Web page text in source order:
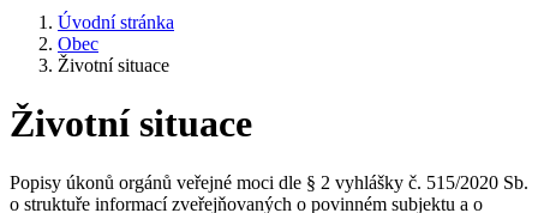
Úvodní stránka
Obec
Životní situace
Životní situace
Popisy úkonů orgánů veřejné moci dle § 2 vyhlášky č. 515/2020 Sb.
o struktuře informací zveřejňovaných o povinném subjektu a o